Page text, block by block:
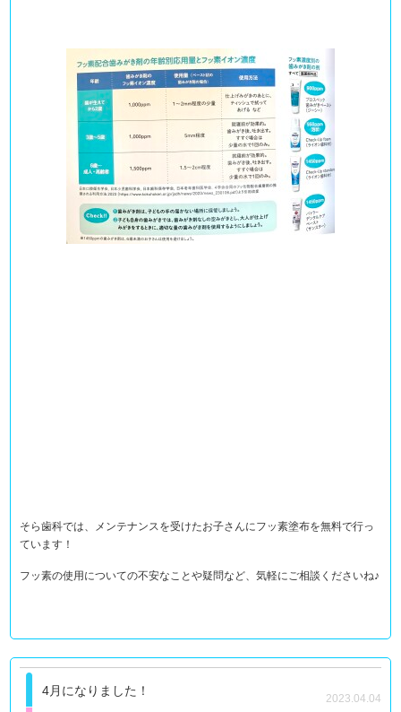
そら歯科では、メンテナンスを受けたお子さんにフッ素塗布を無料で行っ
ています！
フッ素の使用についての不安なことや疑問など、気軽にご相談くださいね♪
4月になりました！
2023.04.04